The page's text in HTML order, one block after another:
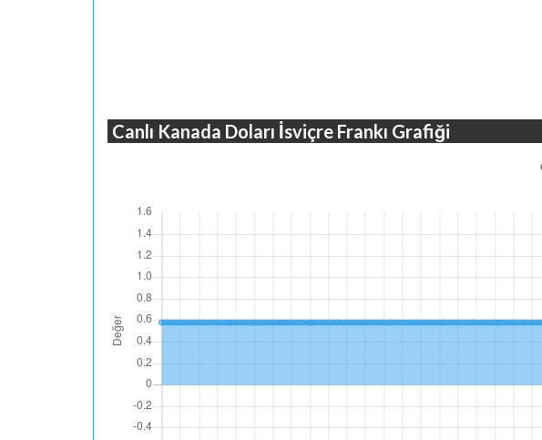
Canlı Kanada Doları İsviçre Frankı Grafiği